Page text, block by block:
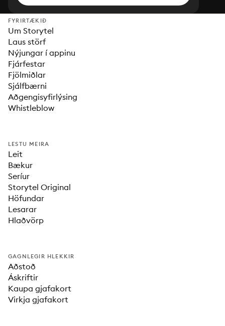
FYRIRTÆKIÐ
Um Storytel
Laus störf
Nýjungar í appinu
Fjárfestar
Fjölmiðlar
Sjálfbærni
Aðgengisyfirlýsing
Whistleblow
LESTU MEIRA
Leit
Bækur
Seríur
Storytel Original
Höfundar
Lesarar
Hlaðvörp
GAGNLEGIR HLEKKIR
Aðstoð
Áskriftir
Kaupa gjafakort
Virkja gjafakort